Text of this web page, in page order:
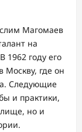
Магомаев
на
1962 году его
Москву, где он
Следующие
и практики,
но и